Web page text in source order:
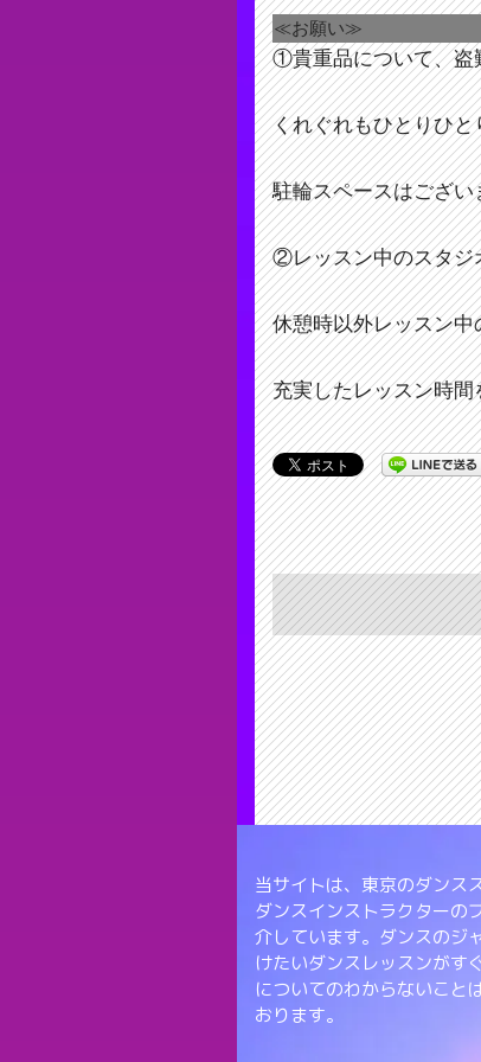
≪お願い≫
①貴重品について、盗
くれぐれもひとりひ
駐輪スペースはござ
②レッスン中のスタジ
休憩時以外レッスン
充実したレッスン時
当サイトは、東京のダンス
ダンスインストラクターの
介しています。ダンスのジ
けたいダンスレッスンがす
についてのわからないこと
おります。